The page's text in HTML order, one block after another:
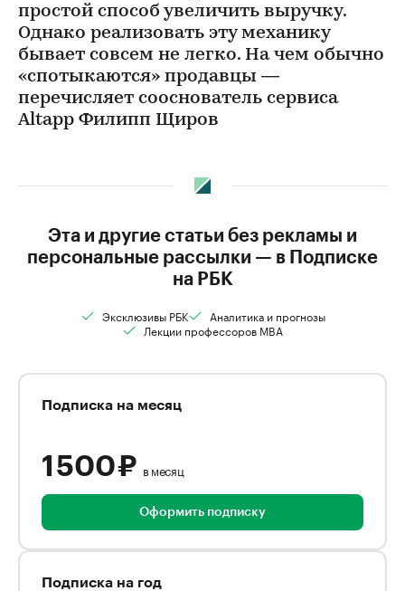
простой способ увеличить выручку.
Однако реализовать эту механику
бывает совсем не легко. На чем обычно
«спотыкаются» продавцы —
перечисляет сооснователь сервиса
Altapp Филипп Щиров
Эта и другие статьи без рекламы и
персональные рассылки — в Подписке
на РБК
Эксклюзивы РБК
Аналитика и прогнозы
Лекции профессоров MBA
Подписка на месяц
1 500 ₽ в месяц
Оформить подписку
Подписка на год